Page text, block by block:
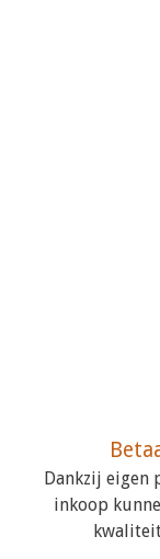
Dankzij eigen
inkoop